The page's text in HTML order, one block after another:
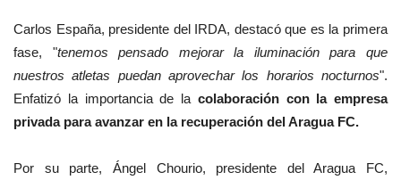
Carlos España, presidente del IRDA, destacó que es la primera
fase, "tenemos pensado mejorar la iluminación para que
nuestros atletas puedan aprovechar los horarios nocturnos".
Enfatizó la importancia de la colaboración con la empresa
privada para avanzar en la recuperación del Aragua FC.
Por su parte, Ángel Chourio, presidente del Aragua FC,